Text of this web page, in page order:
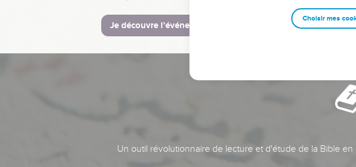
Je découvre l’événement
Un outil révolutionnaire de lecture et d'étude de la Bible
Choisir mes